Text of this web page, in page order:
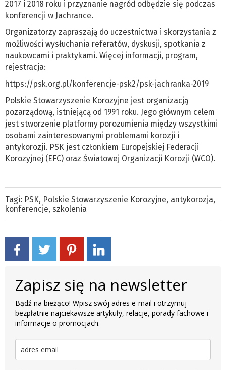
2017 i 2018 roku i przyznanie nagród odbędzie się podczas
konferencji w Jachrance.
Organizatorzy zapraszają do uczestnictwa i skorzystania z
możliwości wysłuchania referatów, dyskusji, spotkania z
naukowcami i praktykami. Więcej informacji, program,
rejestracja:
https://psk.org.pl/konferencje-psk2/psk-jachranka-2019
Polskie Stowarzyszenie Korozyjne jest organizacją
pozarządową, istniejącą od 1991 roku. Jego głównym celem
jest stworzenie platformy porozumienia między wszystkimi
osobami zainteresowanymi problemami korozji i
antykorozji. PSK jest członkiem Europejskiej Federacji
Korozyjnej (EFC) oraz Światowej Organizacji Korozji (WCO).
Tagi: PSK, Polskie Stowarzyszenie Korozyjne, antykorozja,
konferencje, szkolenia
Zapisz się na newsletter
Bądź na bieżąco! Wpisz swój adres e-mail i otrzymuj
bezpłatnie najciekawsze artykuły, relacje, porady fachowe i
informacje o promocjach.